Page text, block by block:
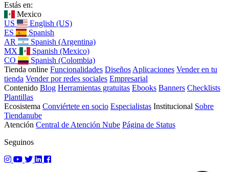
Estás en:
Mexico
US
English (US)
ES
Spanish
AR
Spanish (Argentina)
MX
Spanish (Mexico)
CO
Spanish (Colombia)
Tienda online Funcionalidades Diseños Aplicaciones Vender en tu
tienda Vender por redes sociales Empresarial
Contenido Blog Herramientas gratuitas Ebooks Banners Checklists
Plantillas
Ecosistema Conviértete en socio Especialistas Institucional Sobre
Tiendanube
Atención Central de Atención Nube Página de Status
Seguinos